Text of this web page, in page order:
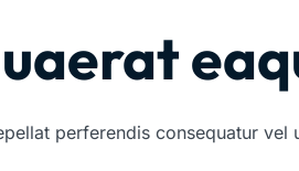
perferendis consequatur vel